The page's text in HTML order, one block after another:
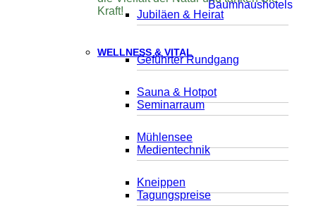
Jubiläen & Heirat
Geführter Rundgang
Seminarraum
Medientechnik
Tagungspreise
Kraft!
WELLNESS & VITAL
Sauna & Hotpot
Mühlensee
Kneippen